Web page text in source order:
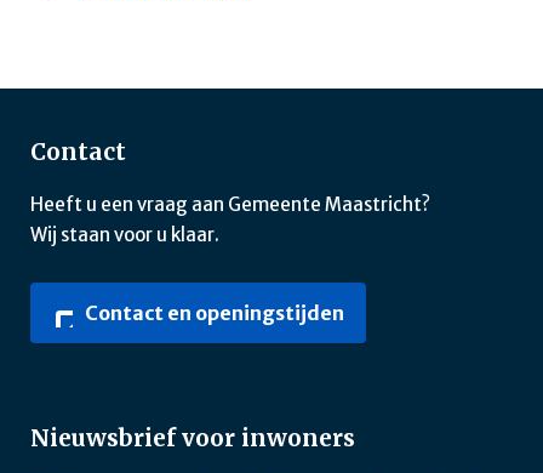
Contact
Heeft u een vraag aan Gemeente Maastricht?
Wij staan voor u klaar.
Contact en openingstijden
Nieuwsbrief voor inwoners